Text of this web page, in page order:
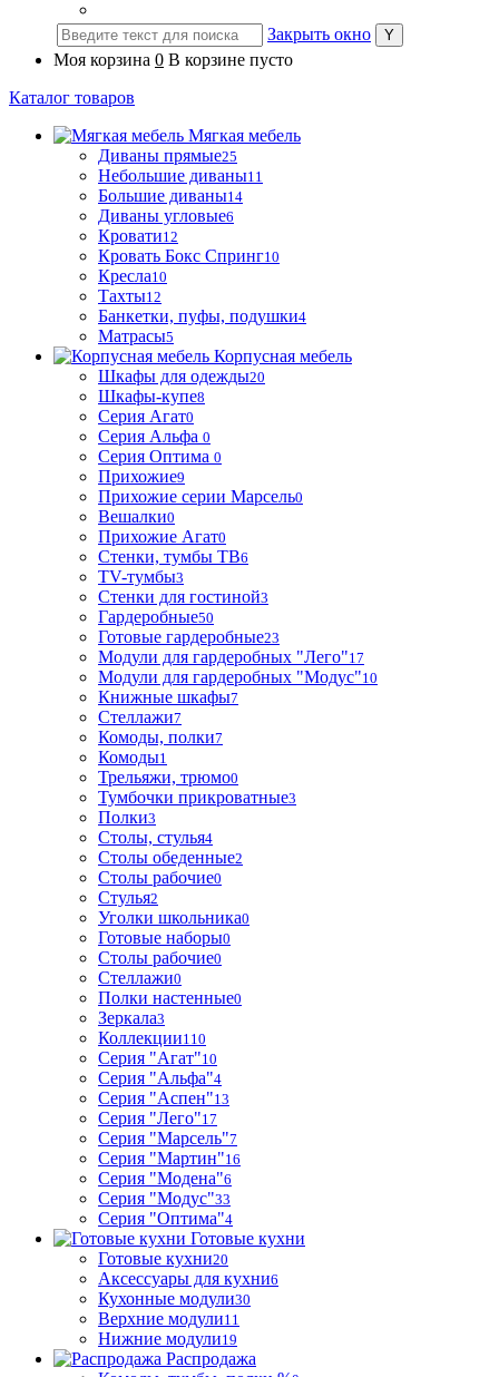
Закрыть окно
Моя корзина 0 В корзине пусто
Каталог товаров
Мягкая мебель
Диваны прямые25
Небольшие диваны11
Большие диваны14
Диваны угловые6
Кровати12
Кровать Бокс Спринг10
Кресла10
Тахты12
Банкетки, пуфы, подушки4
Матрасы5
Корпусная мебель
Шкафы для одежды20
Шкафы-купе8
Серия Агат0
Серия Альфа 0
Серия Оптима 0
Прихожие9
Прихожие серии Марсель0
Вешалки0
Прихожие Агат0
Стенки, тумбы ТВ6
TV-тумбы3
Стенки для гостиной3
Гардеробные50
Готовые гардеробные23
Модули для гардеробных "Лего"17
Модули для гардеробных "Модус"10
Книжные шкафы7
Стеллажи7
Комоды, полки7
Комоды1
Трельяжи, трюмо0
Тумбочки прикроватные3
Полки3
Столы, стулья4
Столы обеденные2
Столы рабочие0
Стулья2
Уголки школьника0
Готовые наборы0
Столы рабочие0
Стеллажи0
Полки настенные0
Зеркала3
Коллекции110
Серия "Агат"10
Серия "Альфа"4
Серия "Аспен"13
Серия "Лего"17
Серия "Марсель"7
Серия "Мартин"16
Серия "Модена"6
Серия "Модус"33
Серия "Оптима"4
Готовые кухни
Готовые кухни20
Аксессуары для кухни6
Кухонные модули30
Верхние модули11
Нижние модули19
Распродажа